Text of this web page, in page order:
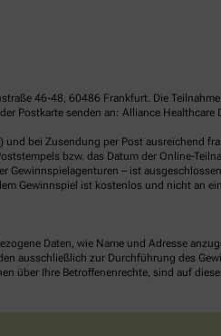
46-48, 60486 Frankfurt. Die
Postkarte senden an: Alliance
bei Zusendung per Post ausreichend
bzw. das Datum der Online-
Gewinnspielagenturen – ist
Gewinnspiel ist kostenlos und nicht an
Daten, wie Name und Adresse
ausschließlich zur Durchführung des
über Ihre Betroffenenrechte, sind auf